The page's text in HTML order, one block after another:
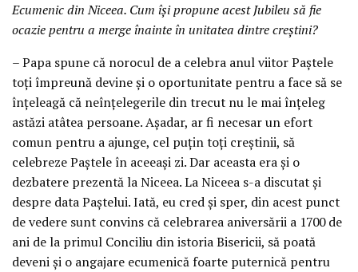
Ecumenic din Niceea. Cum își propune acest Jubileu să fie
ocazie pentru a merge înainte în unitatea dintre creștini?
– Papa spune că norocul de a celebra anul viitor Paștele
toți împreună devine și o oportunitate pentru a face să se
înțeleagă că neînțelegerile din trecut nu le mai înțeleg
astăzi atâtea persoane. Așadar, ar fi necesar un efort
comun pentru a ajunge, cel puțin toți creștinii, să
celebreze Paștele în aceeași zi. Dar aceasta era și o
dezbatere prezentă la Niceea. La Niceea s-a discutat și
despre data Paștelui. Iată, eu cred și sper, din acest punct
de vedere sunt convins că celebrarea aniversării a 1700 de
ani de la primul Conciliu din istoria Bisericii, să poată
deveni și o angajare ecumenică foarte puternică pentru